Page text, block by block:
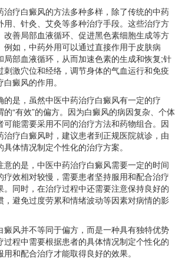
疗白癜风的方法多种多样，除了传统的中药
用、针灸、艾灸等多种治疗手段。这些治疗方
改善局部血液循环、促进黑色素细胞生成等方
例如，中药外用可以通过直接作用于皮肤病
局部血液循环，从而加速色素的生成和恢复;针
刺激穴位和经络，调节身体的气血运行和免疫
癜风的作用。
是，虽然中医中药治疗白癜风有一定的疗
“有效”的偏方。因为白癜风的病因复杂、个体
可能需要采用不同的治疗方法和药物组合。因
治疗白癜风时，建议患者到正规医院就诊，由
体情况制定个性化的治疗方案。
的是，中医中药治疗白癜风需要一定的时间
疗效相对较慢，需要患者坚持服用和配合治疗
。同时，在治疗过程中还需要注意保持良好的
，避免过度劳累和情绪波动等因素对病情的影
风并不等同于偏方，而是一种具有独特优势
过程中需要根据患者的具体情况制定个性化的
和配合治疗才能取得良好的效果。